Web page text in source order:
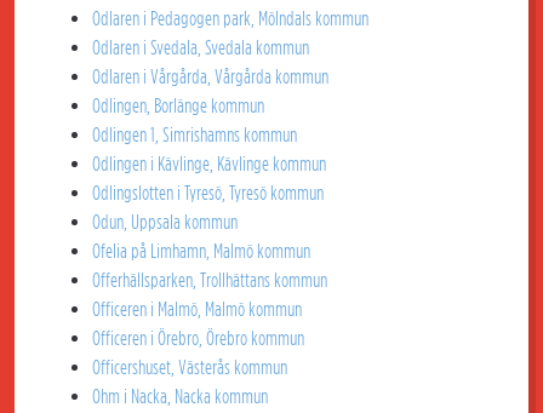
Odlaren i Pedagogen park, Mölndals kommun
Odlaren i Svedala, Svedala kommun
Odlaren i Vårgårda, Vårgårda kommun
Odlingen, Borlänge kommun
Odlingen 1, Simrishamns kommun
Odlingen i Kävlinge, Kävlinge kommun
Odlingslotten i Tyresö, Tyresö kommun
Odun, Uppsala kommun
Ofelia på Limhamn, Malmö kommun
Offerhällsparken, Trollhättans kommun
Officeren i Malmö, Malmö kommun
Officeren i Örebro, Örebro kommun
Officershuset, Västerås kommun
Ohm i Nacka, Nacka kommun